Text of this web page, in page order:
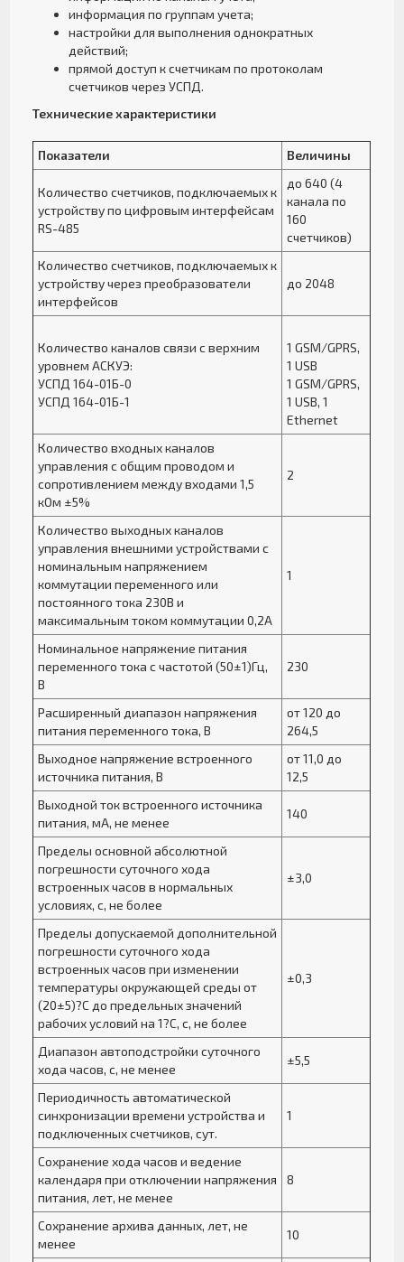
информация по группам учета;
настройки для выполнения однократных
действий;
прямой доступ к счетчикам по протоколам
счетчиков через УСПД.
Технические характеристики
Показатели Величины
Количество счетчиков, подключаемых к
устройству по цифровым интерфейсам
RS-485
до 640 (4
канала по
160
счетчиков)
Количество счетчиков, подключаемых к
устройству через преобразователи
интерфейсов
до 2048
Количество каналов связи с верхним
уровнем АСКУЭ:
УСПД 164-01Б-0
УСПД 164-01Б-1
1 GSM/GPRS,
1 USB
1 GSM/GPRS,
1 USB, 1
Ethernet
Количество входных каналов
управления с общим проводом и
сопротивлением между входами 1,5
кОм ±5%
2
Количество выходных каналов
управления внешними устройствами с
номинальным напряжением
коммутации переменного или
постоянного тока 230В и
максимальным током коммутации 0,2А
1
Номинальное напряжение питания
переменного тока с частотой (50±1)Гц,
В
230
Расширенный диапазон напряжения
питания переменного тока, В
от 120 до
264,5
Выходное напряжение встроенного
источника питания, В
от 11,0 до
12,5
Выходной ток встроенного источника
питания, мА, не менее
140
Пределы основной абсолютной
погрешности суточного хода
встроенных часов в нормальных
условиях, с, не более
±3,0
Пределы допускаемой дополнительной
погрешности суточного хода
встроенных часов при изменении
температуры окружающей среды от
(20±5)?С до предельных значений
рабочих условий на 1?С, с, не более
±0,3
Диапазон автоподстройки суточного
хода часов, с, не менее
±5,5
Периодичность автоматической
синхронизации времени устройства и
подключенных счетчиков, сут.
1
Сохранение хода часов и ведение
календаря при отключении напряжения
питания, лет, не менее
8
Сохранение архива данных, лет, не
менее
10